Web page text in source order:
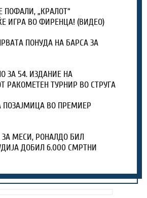
ПОФАЛИ, „КРАЛОТ“
ИГРА ВО ФИРЕНЦА! (ВИДЕО)
ПОНУДА НА БАРСА ЗА
ЗА 54. ИЗДАНИЕ НА
РАКОМЕТЕН ТУРНИР ВО СТРУГА
ПОЗАЈМИЦА ВО ПРЕМИЕР
МЕСИ, РОНАЛДО БИЛ
ДОБИЛ 6.000 СМРТНИ